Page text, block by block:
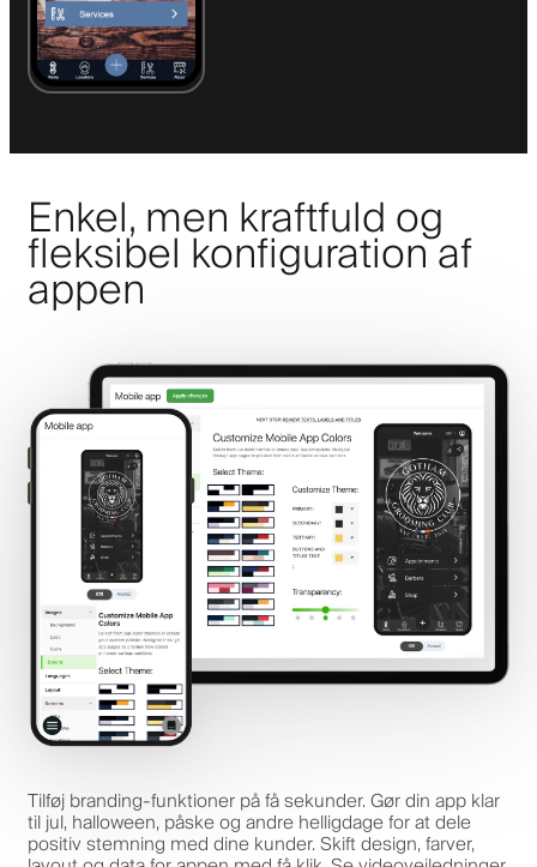
Enkel, men kraftfuld og
fleksibel konfiguration af
appen
Tilføj branding-funktioner på få sekunder. Gør din app klar
til jul, halloween, påske og andre helligdage for at dele
positiv stemning med dine kunder. Skift design, farver,